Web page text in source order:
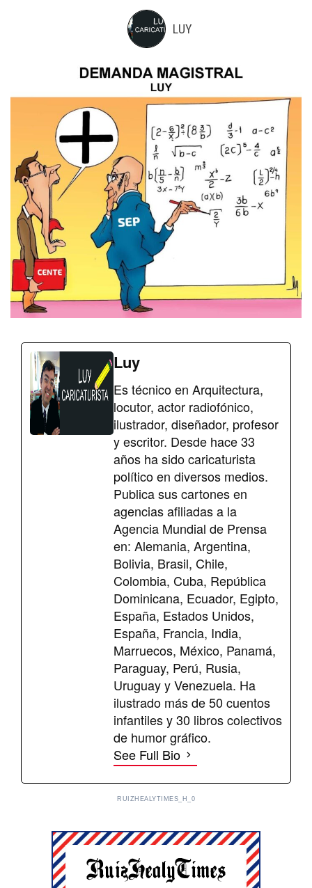
LUY
Luy
Es técnico en Arquitectura,
locutor, actor radiofónico,
ilustrador, diseñador, profesor
y escritor. Desde hace 33
años ha sido caricaturista
político en diversos medios.
Publica sus cartones en
agencias afiliadas a la
Agencia Mundial de Prensa
en: Alemania, Argentina,
Bolivia, Brasil, Chile,
Colombia, Cuba, República
Dominicana, Ecuador, Egipto,
España, Estados Unidos,
España, Francia, India,
Marruecos, México, Panamá,
Paraguay, Perú, Rusia,
Uruguay y Venezuela. Ha
ilustrado más de 50 cuentos
infantiles y 30 libros colectivos
de humor gráfico.
See Full Bio
RUIZHEALYTIMES_H_0